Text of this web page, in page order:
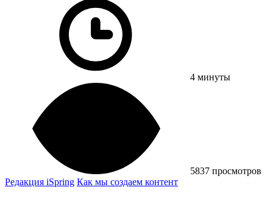
4 минуты
5837 просмотров
Редакция iSpring Как мы создаем контент